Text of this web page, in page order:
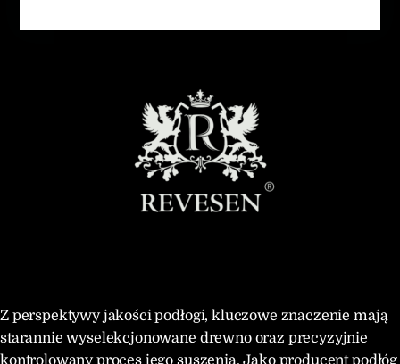
Z perspektywy jakości podłogi, kluczowe znaczenie mają
starannie wyselekcjonowane drewno oraz precyzyjnie
kontrolowany proces jego suszenia. Jako producent podłóg